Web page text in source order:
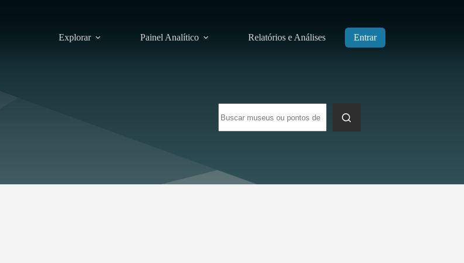
Explorar Painel Analítico Relatórios e Análises Entrar
resultados